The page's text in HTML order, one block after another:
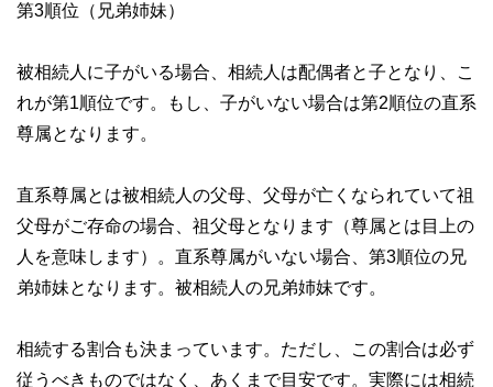
第3順位（兄弟姉妹）
被相続人に子がいる場合、相続人は配偶者と子となり、こ
れが第1順位です。もし、子がいない場合は第2順位の直系
尊属となります。
直系尊属とは被相続人の父母、父母が亡くなられていて祖
父母がご存命の場合、祖父母となります（尊属とは目上の
人を意味します）。直系尊属がいない場合、第3順位の兄
弟姉妹となります。被相続人の兄弟姉妹です。
相続する割合も決まっています。ただし、この割合は必ず
従うべきものではなく、あくまで目安です。実際には相続